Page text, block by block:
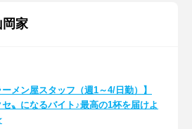
岡家
ーメン屋スタッフ（週1～4/日勤）】
セ〟になるバイト♪最高の1杯を届けよ